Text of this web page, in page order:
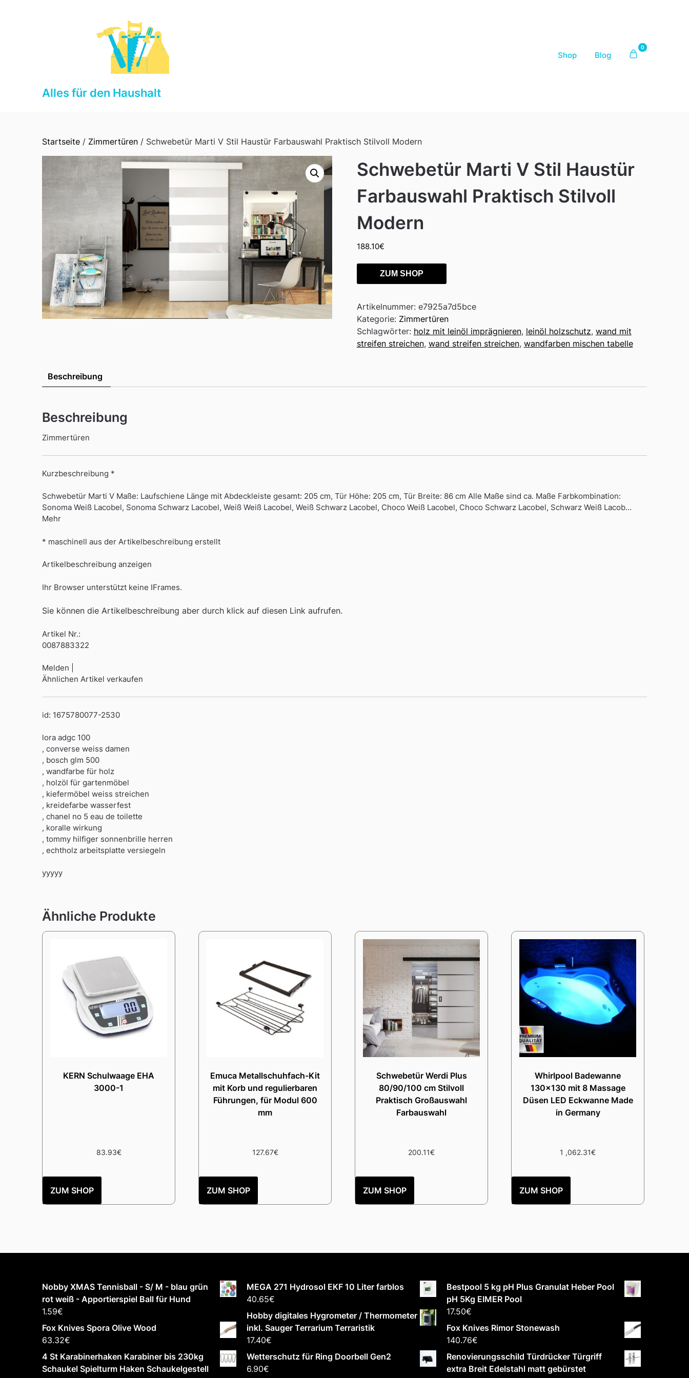
Alles für den Haushalt
Shop Blog
0
Startseite / Zimmertüren / Schwebetür Marti V Stil Haustür Farbauswahl Praktisch Stilvoll Modern
Schwebetür Marti V Stil Haustür
Farbauswahl Praktisch Stilvoll
Modern
188.10€
ZUM SHOP
Artikelnummer: e7925a7d5bce
Kategorie: Zimmertüren
Schlagwörter: holz mit leinöl imprägnieren, leinöl holzschutz, wand mit
streifen streichen, wand streifen streichen, wandfarben mischen tabelle
Beschreibung
Beschreibung
Zimmertüren
Kurzbeschreibung *
Schwebetür Marti V Maße: Laufschiene Länge mit Abdeckleiste gesamt: 205 cm, Tür Höhe: 205 cm, Tür Breite: 86 cm Alle Maße sind ca. Maße Farbkombination:
Sonoma Weiß Lacobel, Sonoma Schwarz Lacobel, Weiß Weiß Lacobel, Weiß Schwarz Lacobel, Choco Weiß Lacobel, Choco Schwarz Lacobel, Schwarz Weiß Lacob…
Mehr
* maschinell aus der Artikelbeschreibung erstellt
Artikelbeschreibung anzeigen
Ihr Browser unterstützt keine IFrames.
Sie können die Artikelbeschreibung aber durch klick auf diesen Link aufrufen.
Artikel Nr.:
0087883322
Melden |
Ähnlichen Artikel verkaufen
id: 1675780077-2530
lora adgc 100
, converse weiss damen
, bosch glm 500
, wandfarbe für holz
, holzöl für gartenmöbel
, kiefermöbel weiss streichen
, kreidefarbe wasserfest
, chanel no 5 eau de toilette
, koralle wirkung
, tommy hilfiger sonnenbrille herren
, echtholz arbeitsplatte versiegeln
yyyyy
Ähnliche Produkte
KERN Schulwaage EHA
3000-1
83.93€
ZUM SHOP
Emuca Metallschuhfach-Kit
mit Korb und regulierbaren
Führungen, für Modul 600
mm
127.67€
ZUM SHOP
Schwebetür Werdi Plus
80/90/100 cm Stilvoll
Praktisch Großauswahl
Farbauswahl
200.11€
ZUM SHOP
Whirlpool Badewanne
130×130 mit 8 Massage
Düsen LED Eckwanne Made
in Germany
1 ,062.31€
ZUM SHOP
Nobby XMAS Tennisball - S/ M - blau grün
rot weiß - Apportierspiel Ball für Hund
1.59€
Fox Knives Spora Olive Wood
63.32€
4 St Karabinerhaken Karabiner bis 230kg
Schaukel Spielturm Haken Schaukelgestell
MEGA 271 Hydrosol EKF 10 Liter farblos
40.65€
Hobby digitales Hygrometer / Thermometer
inkl. Sauger Terrarium Terraristik
17.40€
Wetterschutz für Ring Doorbell Gen2
6.90€
Bestpool 5 kg pH Plus Granulat Heber Pool
pH 5Kg EIMER Pool
17.50€
Fox Knives Rimor Stonewash
140.76€
Renovierungsschild Türdrücker Türgriff
extra Breit Edelstahl matt gebürstet